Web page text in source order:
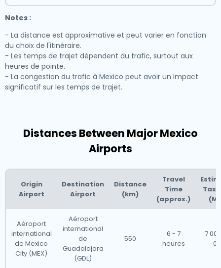
Notes :
- La distance est approximative et peut varier en fonction
du choix de l'itinéraire.
- Les temps de trajet dépendent du trafic, surtout aux
heures de pointe.
- La congestion du trafic à Mexico peut avoir un impact
significatif sur les temps de trajet.
Distances Between Major Mexico
Airports
Origin
Airport
Destination
Airport
Distance
(km)
Travel
Time
(approx.)
Taxi
Aéroport
international
de Mexico
City (MEX)
Aéroport
international
de
Guadalajara
(GDL)
550
6 - 7
heures
7